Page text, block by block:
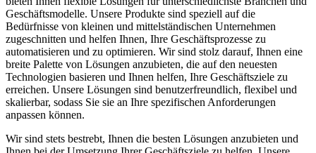
Geschäftsmodelle. Unsere Produkte sind speziell auf die
Bedürfnisse von kleinen und mittelständischen Unternehmen
zugeschnitten und helfen Ihnen, Ihre Geschäftsprozesse zu
automatisieren und zu optimieren. Wir sind stolz darauf, Ihnen eine
breite Palette von Lösungen anzubieten, die auf den neuesten
Technologien basieren und Ihnen helfen, Ihre Geschäftsziele zu
erreichen. Unsere Lösungen sind benutzerfreundlich, flexibel und
skalierbar, sodass Sie sie an Ihre spezifischen Anforderungen
anpassen können.
Wir sind stets bestrebt, Ihnen die besten Lösungen anzubieten und